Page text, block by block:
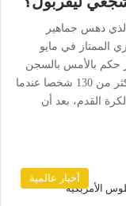
دهس جماهير
الممتاز في مايو
أشهر. صدر حكم بالأمس بالسجن
على الرجل البريطاني بعد أن تسبب في إصابة أكثر من 130 شخصا عندما
القدم، بعد أن
أخبار عالمية